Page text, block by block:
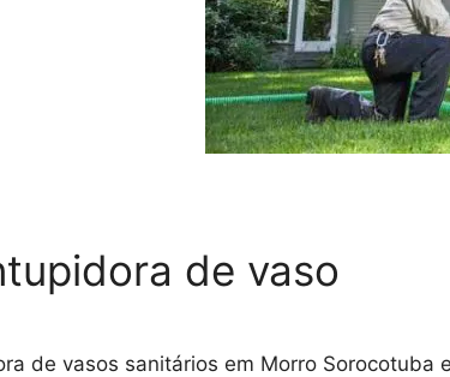
de vaso
de vasos sanitários em Morro